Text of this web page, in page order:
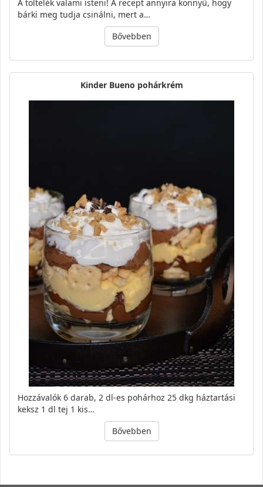
A töltelék valami isteni! A recept annyira könnyű, hogy
bárki meg tudja csinálni, mert a…
Bővebben
Kinder Bueno pohárkrém
Hozzávalók 6 darab, 2 dl-es pohárhoz 25 dkg háztartási
keksz 1 dl tej 1 kis…
Bővebben